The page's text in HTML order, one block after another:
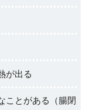
が出る
ことがある（腸閉